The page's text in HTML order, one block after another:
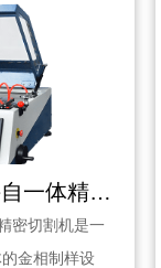
金相 QG-PCB60手自一体精密切割机
密切割机是一
金相制样设